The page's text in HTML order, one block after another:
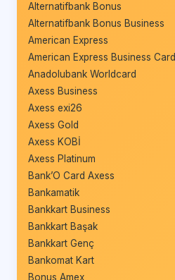
Alternatifbank Bonus
Alternatifbank Bonus Business
American Express
American Express Business Card
Anadolubank Worldcard
Axess Business
Axess exi26
Axess Gold
Axess KOBİ
Axess Platinum
Bank’O Card Axess
Bankamatik
Bankkart Business
Bankkart Başak
Bankkart Genç
Bankomat Kart
Bonus Amex